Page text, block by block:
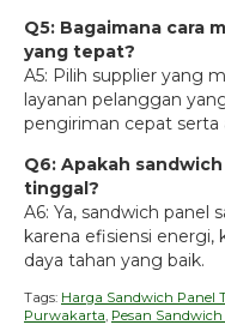
Q5: Bagaimana cara
yang tepat?
A5: Pilih supplier yang
layanan pelanggan
pengiriman cepat serta
Q6: Apakah
tinggal?
A6: Ya, sandwich
karena efisiensi energi,
daya tahan yang baik.
Tags: Harga Sandwich Panel
Purwakarta, Pesan